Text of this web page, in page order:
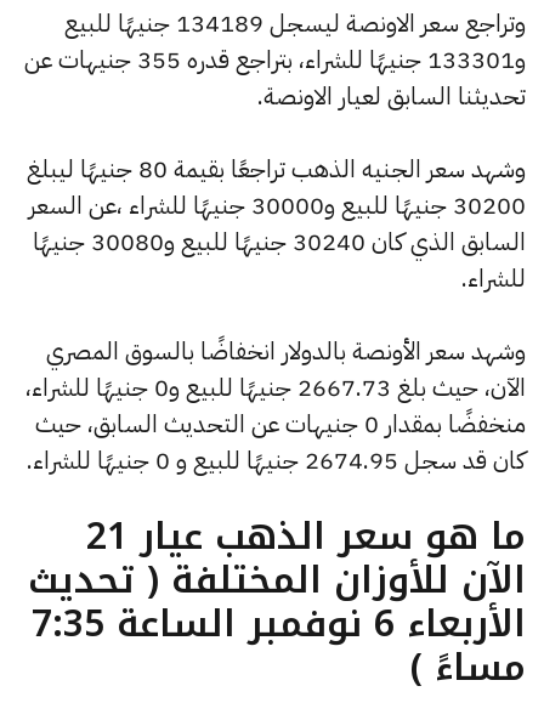
وتراجع سعر الاونصة ليسجل 134189 جنيهًا للبيع
و133301 جنيهًا للشراء، بتراجع قدره 355 جنيهات عن
تحديثنا السابق لعيار الاونصة.
وشهد سعر الجنيه الذهب تراجعًا بقيمة 80 جنيهًا ليبلغ
30200 جنيهًا للبيع و30000 جنيهًا للشراء ،عن السعر
السابق الذي كان 30240 جنيهًا للبيع و30080 جنيهًا
للشراء.
وشهد سعر الأونصة بالدولار انخفاضًا بالسوق المصري
الآن، حيث بلغ 2667.73 جنيهًا للبيع و0 جنيهًا للشراء،
منخفضًا بمقدار 0 جنيهات عن التحديث السابق، حيث
كان قد سجل 2674.95 جنيهًا للبيع و 0 جنيهًا للشراء.
ما هو سعر الذهب عيار 21
الآن للأوزان المختلفة ( تحديث
الأربعاء 6 نوفمبر الساعة 7:35
مساءً )